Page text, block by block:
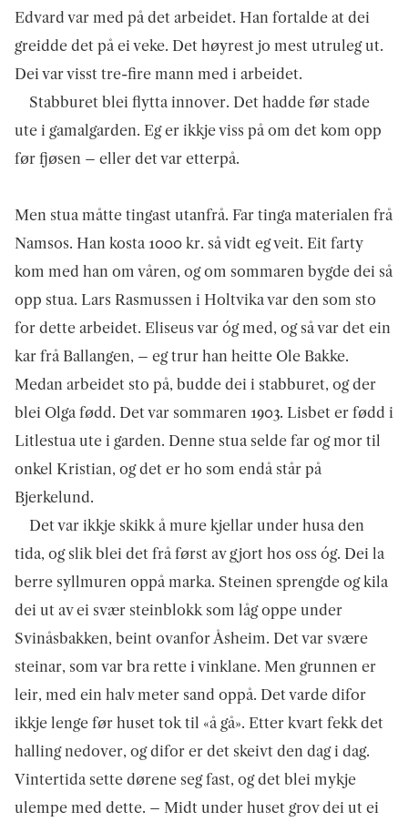
Edvard var med på det arbeidet. Han fortalde at dei
greidde det på ei veke. Det høyrest jo mest utruleg ut.
Dei var visst tre-fire mann med i arbeidet.
Stabburet blei flytta innover. Det hadde før stade
ute i gamalgard­en. Eg er ikkje viss på om det kom opp
før fjøsen – eller det var etterpå.
Men stua måtte tingast utanfrå. Far tinga materialen frå
Namsos. Han kosta 1000 kr. så vidt eg veit. Eit farty
kom med han om våren, og om sommaren bygde dei så
opp stua. Lars Rasmussen i Holtvika var den som sto
for dette arbeidet. Eliseus var óg med, og så var det ein
kar frå Ballangen, – eg trur han heitte Ole Bakke.
Medan arbeidet sto på, budde dei i stabburet, og der
blei Olga fødd. Det var sommaren 1903. Lisbet er fødd i
Litlestua ute i garden. Denne stua selde far og mor til
onkel Kristian, og det er ho som endå står på
Bjerkelund.
Det var ikkje skikk å mure kjellar under husa den
tida, og slik blei det frå først av gjort hos oss óg. Dei la
berre syllmuren oppå marka. Steinen sprengde og kila
dei ut av ei svær steinblokk som låg oppe under
Svinåsbakken, beint ovanfor Åsheim. Det var svære
steinar, som var bra rette i vinklane. Men grunnen er
leir, med ein halv meter sand oppå. Det varde difor
ikkje lenge før huset tok til «å gå». Etter kvart fekk det
halling nedover, og difor er det skeivt den dag i dag.
Vintertida sette dørene seg fast, og det blei mykje
ulempe med dette. – Midt under huset grov dei ut ei